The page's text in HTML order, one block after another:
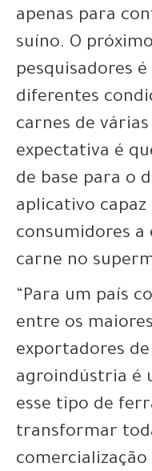
apenas para
suíno. O
pesquisadores
diferentes
carnes de
expectativa é
de base para o
aplicativo capaz
consumidores a
carne no
“Para um país
entre os
exportadores
agroindústria é
esse tipo de
transformar
comercialização